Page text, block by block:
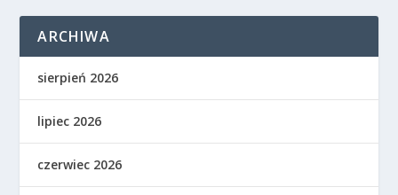
ARCHIWA
sierpień 2026
lipiec 2026
czerwiec 2026